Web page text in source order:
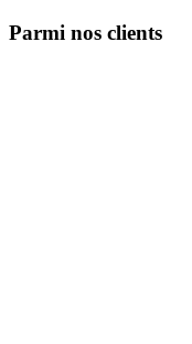
Parmi nos clients